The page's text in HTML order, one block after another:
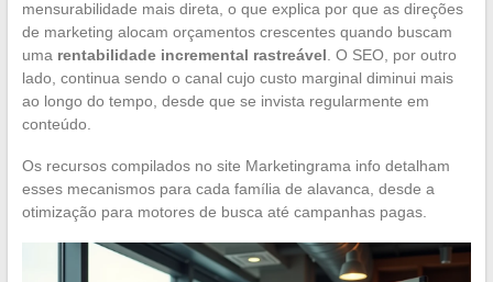
mensurabilidade mais direta, o que explica por que as direções
de marketing alocam orçamentos crescentes quando buscam
uma rentabilidade incremental rastreável . O SEO, por outro
lado, continua sendo o canal cujo custo marginal diminui mais
ao longo do tempo, desde que se invista regularmente em
conteúdo.
Os recursos compilados no site Marketingrama info detalham
esses mecanismos para cada família de alavanca, desde a
otimização para motores de busca até campanhas pagas.